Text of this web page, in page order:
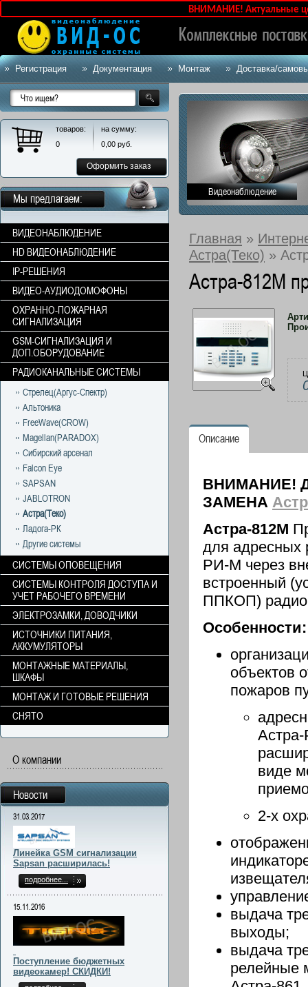
Регистрация Документация Монтаж Доставка/
ВНИМАНИЕ! Актуальные цены
Видеонаблюдение
Главная »
Астра(Теко) »
Астра-812М
Описание
ВНИМАНИЕ!
ЗАМЕНА
Астра-812М
для адресных
РИ-М через
встроенный
ППКОП)
Особенности:
объектов
пожаров
виде
2-х
выдача
выходы;
выдача
релейные
товаров:
0
на сумму:
0,00 руб.
Оформить заказ
Мы предлагаем:
ВИДЕОНАБЛЮДЕНИЕ
HD ВИДЕОНАБЛЮДЕНИЕ
IP-РЕШЕНИЯ
ВИДЕО-АУДИОДОМОФОНЫ
ОХРАННО-ПОЖАРНАЯ
СИГНАЛИЗАЦИЯ
GSM-СИГНАЛИЗАЦИЯ И
ДОП.ОБОРУДОВАНИЕ
РАДИОКАНАЛЬНЫЕ СИСТЕМЫ
Стрелец(Аргус-Спектр)
Альтоника
FreeWave(CROW)
Magellan(PARADOX)
Сибирский арсенал
Falcon Eye
SAPSAN
JABLOTRON
Астра(Теко)
Ладога-РК
Другие системы
СИСТЕМЫ ОПОВЕЩЕНИЯ
СИСТЕМЫ КОНТРОЛЯ ДОСТУПА И
УЧЕТ РАБОЧЕГО ВРЕМЕНИ
ЭЛЕКТРОЗАМКИ, ДОВОДЧИКИ
ИСТОЧНИКИ ПИТАНИЯ,
АККУМУЛЯТОРЫ
МОНТАЖНЫЕ МАТЕРИАЛЫ,
ШКАФЫ
МОНТАЖ И ГОТОВЫЕ РЕШЕНИЯ
СНЯТО
О компании
Новости
31.03.2017
Линейка GSM сигнализации
Sapsan расширилась!
подробнее...
15.11.2016
Поступление бюджетных
видеокамер! СКИДКИ!